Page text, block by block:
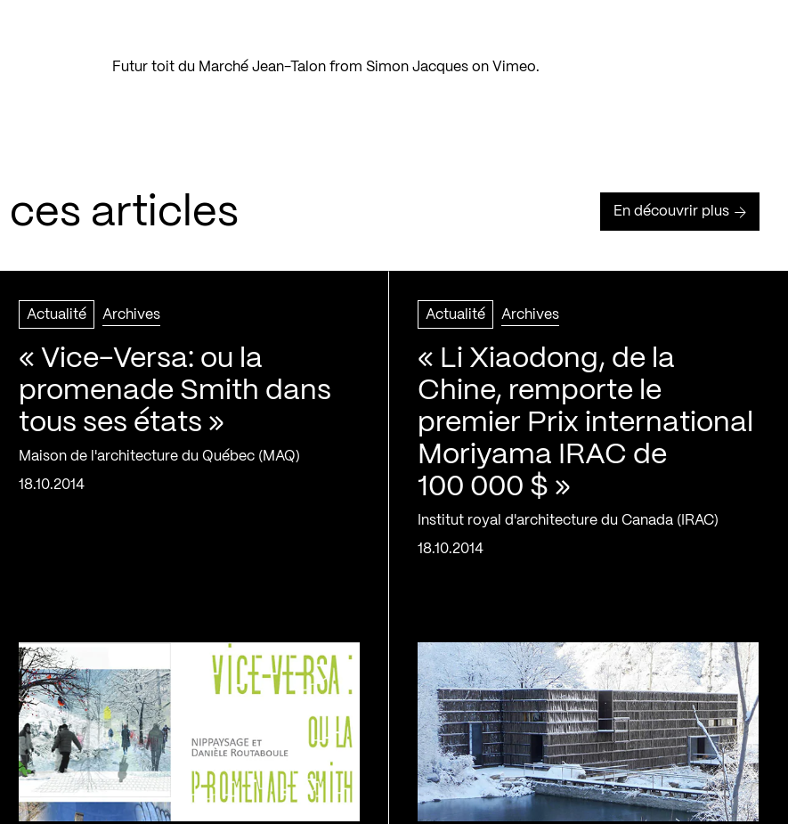
Futur toit du Marché Jean-Talon from Simon Jacques on Vimeo.
ces articles En découvrir plus
Actualité Archives
« Vice-Versa: ou la
promenade Smith dans
tous ses états »
Maison de l'architecture du Québec (MAQ)
18.10.2014
Actualité Archives
« Li Xiaodong, de la
Chine, remporte le
premier Prix international
Moriyama IRAC de
100 000 $ »
Institut royal d'architecture du Canada (IRAC)
18.10.2014